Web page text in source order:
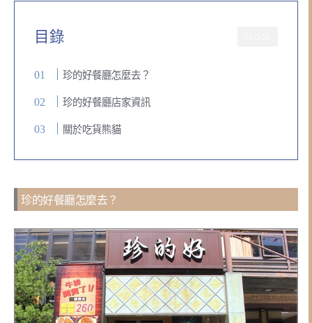
目錄
珍的好餐廳怎麼去？
珍的好餐廳店家資訊
關於吃貨熊貓
珍的好餐廳怎麼去？